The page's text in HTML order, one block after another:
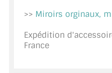
NOUS TROUVER - BUC 78
>> Miroirs orginaux,
Expédition
France